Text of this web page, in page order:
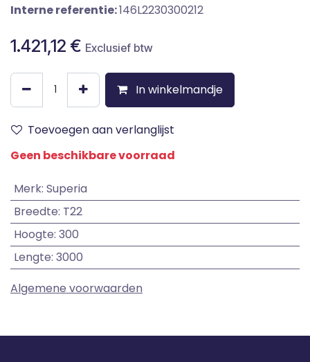
Interne referentie:146L2230300212
1.421,12 € Exclusief btw
In winkelmandje
Toevoegen aan verlanglijst
Geen beschikbare voorraad
Merk: Superia
Breedte: T22
Hoogte: 300
Lengte: 3000
Algemene voorwaarden